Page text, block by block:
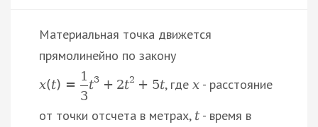
Материальная точка движется
прямолинейно по закону
x(t) =
1
3
t3 + 2t2 + 5t, где x- расстояние
от точки отсчета в метрах, t - время в